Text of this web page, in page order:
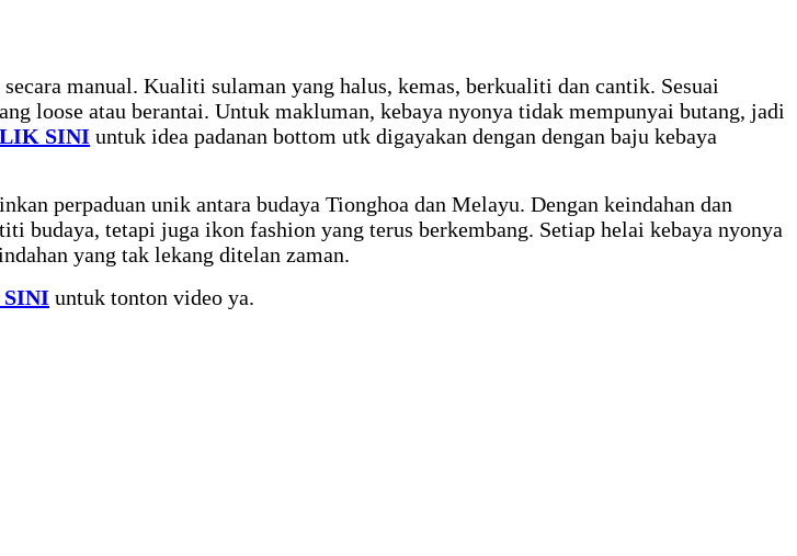
manual. Kualiti sulaman yang halus, kemas, berkualiti dan cantik. Sesuai
loose atau berantai. Untuk makluman, kebaya nyonya tidak mempunyai butang, jadi
SINI untuk idea padanan bottom utk digayakan dengan dengan baju kebaya
perpaduan unik antara budaya Tionghoa dan Melayu. Dengan keindahan dan
budaya, tetapi juga ikon fashion yang terus berkembang. Setiap helai kebaya nyonya
yang tak lekang ditelan zaman.
untuk tonton video ya.